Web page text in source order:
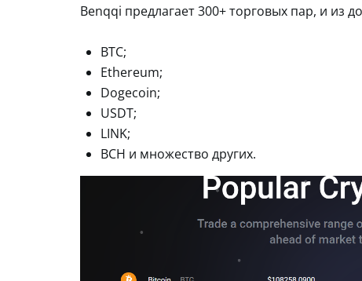
Benqqi предлагает 300+ торговых пар, и из
BTC;
Ethereum;
Dogecoin;
USDT;
LINK;
BCH и множество других.